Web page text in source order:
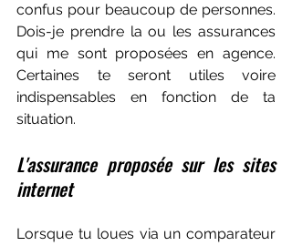
confus pour beaucoup de personnes.
Dois-je prendre la ou les assurances
qui me sont proposées en agence.
Certaines te seront utiles voire
indispensables en fonction de ta
situation.
L'assurance proposée sur les sites
internet
Lorsque tu loues via un comparateur